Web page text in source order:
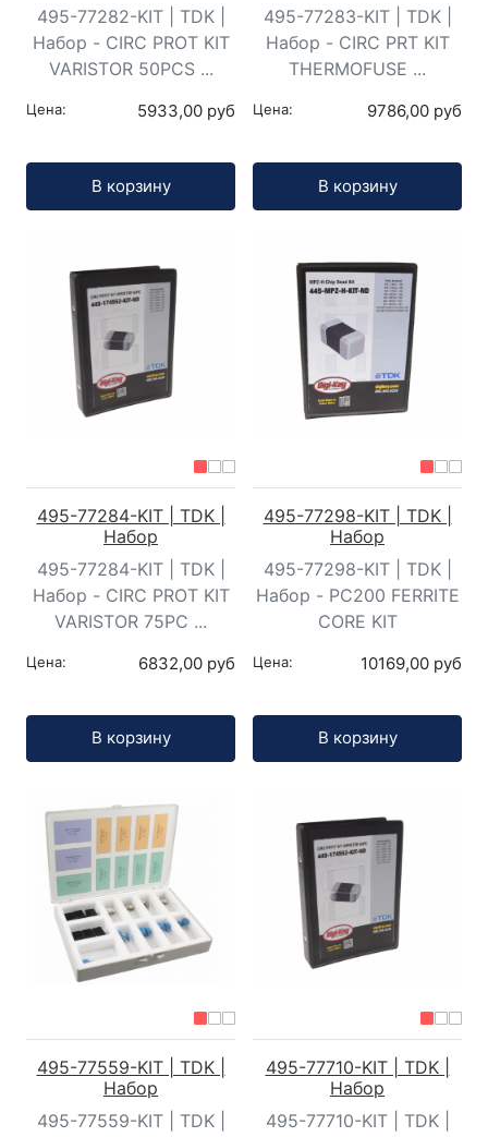
495-77282-KIT | TDK |
Набор - CIRC PROT KIT
VARISTOR 50PCS ...
Цена: 5933,00 руб
В корзину
495-77283-KIT | TDK |
Набор - CIRC PRT KIT
THERMOFUSE ...
Цена: 9786,00 руб
В корзину
495-77284-KIT | TDK |
Набор
495-77284-KIT | TDK |
Набор - CIRC PROT KIT
VARISTOR 75PC ...
Цена: 6832,00 руб
В корзину
495-77298-KIT | TDK |
Набор
495-77298-KIT | TDK |
Набор - PC200 FERRITE
CORE KIT
Цена: 10169,00 руб
В корзину
495-77559-KIT | TDK |
Набор
495-77559-KIT | TDK |
495-77710-KIT | TDK |
Набор
495-77710-KIT | TDK |